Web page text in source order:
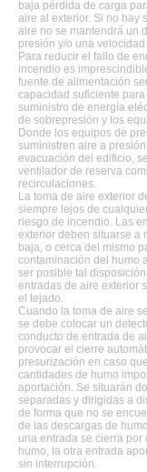
baja pérdida de carga
aire al exterior. Si no hay
aire no se mantendrá un
presión y/o una
Para reducir el fallo de
incendio es
fuente de alimentación
capacidad suficiente para
suministro de energía
de sobrepresión y los
Donde los equipos de
suministren aire a
evacuación del edificio,
ventilador de reserva
recirculaciones.
La toma de aire exterior
siempre lejos de
riesgo de incendio. Las
exterior deben situarse a
baja, o cerca del mismo
contaminación del humo
ser posible tal
entradas de aire exterior
el tejado.
Cuando la toma de aire
se debe colocar un
conducto de entrada de
provocar el cierre
presurización en caso
cantidades de humo
aportación. Se situarán
separadas y dirigidas a
de forma que no se
de las descargas de
una entrada se cierra por
humo, la otra entrada
sin interrupción.